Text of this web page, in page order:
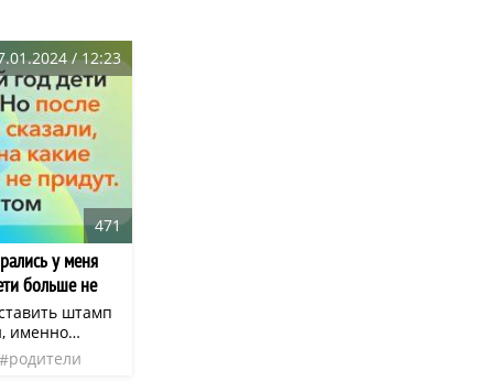
/ 12:23
471
у меня
больше не
штамп
именно
на
свои
родители